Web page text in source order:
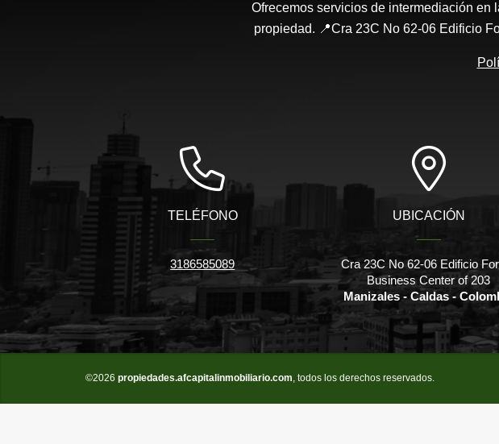
Ofrecemos servicios de intermediación en
propiedad. 📍Cra 23C No 62-06 Edificio
TELÉFONO
3186585089
UBICACIÓN
Cra 23C No 62-06 Edificio
Business Center of 203
Manizales - Caldas -
©2026 propiedades.afcapitalinmobiliario.com, todos los derechos reservados.